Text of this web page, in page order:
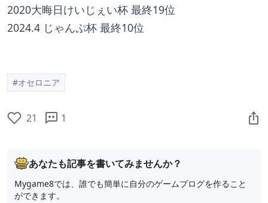
2020大晦日けいじぇい杯 最終19位
2024.4 じゃんぷ杯 最終10位
#オセロニア
21 1
あなたも記事を書いてみませんか？
Mygame8では、誰でも簡単に自分のゲームブログを作ること
ができます。